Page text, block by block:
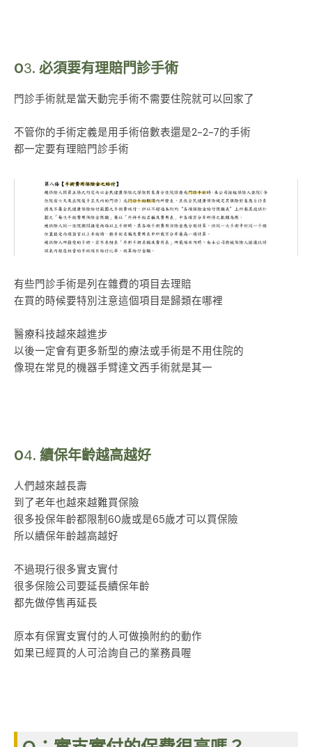
03. 必須要有理賠門診手術
門診手術就是當天動完手術不需要住院就可以回家了
不管你的手術定義是用手術倍數表還是2-2-7的手術
都一定要有理賠門診手術
有些門診手術是列在雜費的項目去理賠
在買的時候要特別注意這個項目是歸類在哪裡
醫療科技越來越進步
以後一定會有更多新型的療法或手術是不用住院的
像現在常見的機器手臂達文西手術就是其一
04. 續保年齡越高越好
人們越來越長壽
到了老年也越來越難買保險
很多投保年齡都限制60歲或是65歲才可以買保險
所以續保年齡越高越好
不過現行很多實支實付
很多保險公司要延長續保年齡
都先做停售再延長
原本有保實支實付的人可做換附約的動作
如果已經買的人可洽詢自己的業務員喔